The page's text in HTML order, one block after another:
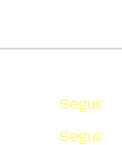
Seguir
Seguir